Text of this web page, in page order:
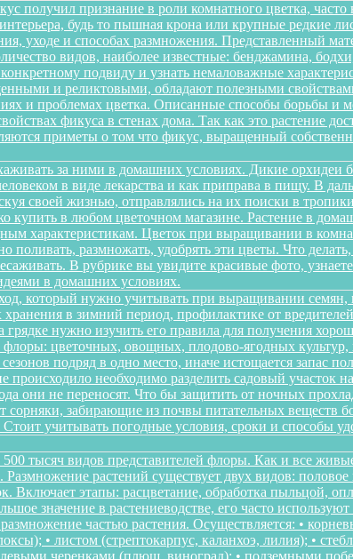
получил признание в роли комнатного цветка,
будь то пышная крона или крупные редкие
уходе и способах размножения. Представленный
видов, наиболее известные: бенджамина,
подвиду и узнать немаловажные
и реликтовыми, обладают полезными
и проблемах цветка. Описанные способы борьбы
фикуса в стенах дома. Так как это растение
приметы о том что фикус, выращенный
за ними в домашних условиях. Дикие
в виде лекарства и как приправа в пищу. В
своей жизнью, отправлялись на их поиски в
в любом цветочном магазине. Растение в
характеристикам. Цветок при выращивании в
поливать, размножать, удобрять эти цветы. Что
В рубрике вы увидите красивые фото,
в домашних условиях.
который нужно учитывать при выращивании
в зимний период, профилактике от
грядке нужно изучить его правила для получения
флоры: цветочных, овощных, плодово-ягодных
подряд в одно место, иначе истощается запас
необходимо разделить садовый участок
они не переносят. Что бы защитить от ночных
забирающие из почвы питательных веществ
Стоит учитывать погодные условия, сроки и способы
500 тысяч видов представителей флоры. Как и все
растений существует двух видов:
Включает этапы: расцветание, обработка пыльцой,
значение в растениеводстве, его часто
частью растения. Осуществляется: •
• листом (стрептокарпус, каланхоэ, лилия); •
черенками (плющ, виноград); • подземными